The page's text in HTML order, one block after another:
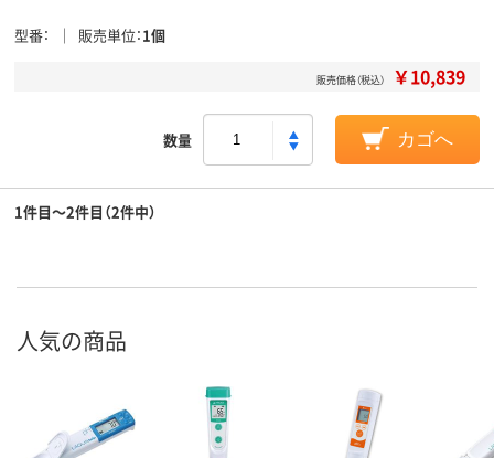
型番 販売単位 1個
販売価格（税込） ￥10,839
数量 カゴへ
1件目～2件目（2件中）
人気の商品